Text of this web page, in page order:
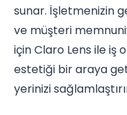
sunar. İşletmenizin
ve müşteri
için Claro Lens ile iş
estetiği bir araya
yerinizi